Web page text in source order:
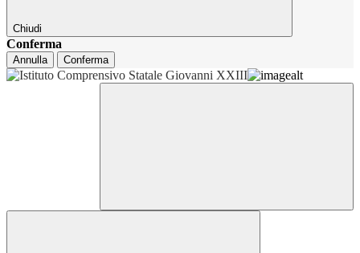
Chiudi
Conferma
Annulla Conferma